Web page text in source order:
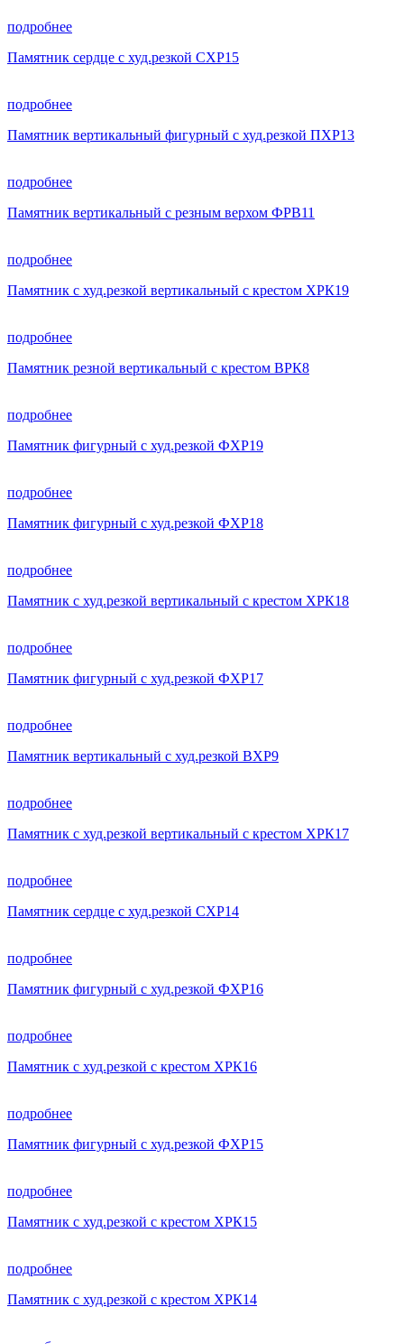
подробнее
Памятник сердце с худ.резкой СХР15
подробнее
Памятник вертикальный фигурный с худ.резкой ПХР13
подробнее
Памятник вертикальный с резным верхом ФРВ11
подробнее
Памятник с худ.резкой вертикальный с крестом ХРК19
подробнее
Памятник резной вертикальный с крестом ВРК8
подробнее
Памятник фигурный с худ.резкой ФХР19
подробнее
Памятник фигурный с худ.резкой ФХР18
подробнее
Памятник с худ.резкой вертикальный с крестом ХРК18
подробнее
Памятник фигурный с худ.резкой ФХР17
подробнее
Памятник вертикальный с худ.резкой ВХР9
подробнее
Памятник с худ.резкой вертикальный с крестом ХРК17
подробнее
Памятник сердце с худ.резкой СХР14
подробнее
Памятник фигурный с худ.резкой ФХР16
подробнее
Памятник с худ.резкой с крестом ХРК16
подробнее
Памятник фигурный с худ.резкой ФХР15
подробнее
Памятник с худ.резкой с крестом ХРК15
подробнее
Памятник с худ.резкой с крестом ХРК14